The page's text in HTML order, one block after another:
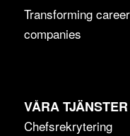
Transforming
companies
VÅRA TJÄNSTER
Chefsrekrytering